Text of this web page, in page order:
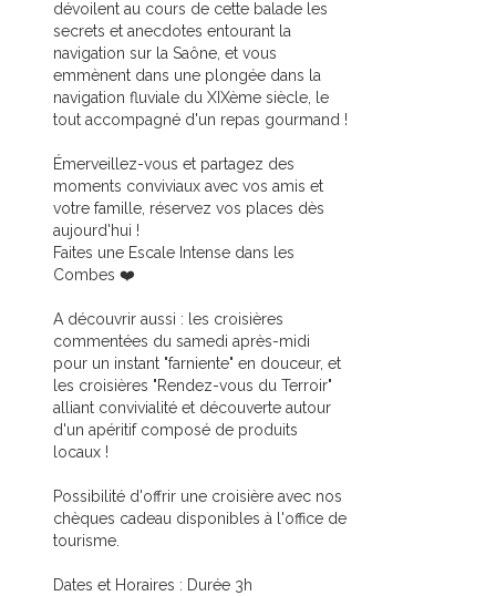
dévoilent au cours de cette balade les
secrets et anecdotes entourant la
navigation sur la Saône, et vous
emmènent dans une plongée dans la
navigation fluviale du XIXème siècle, le
tout accompagné d'un repas gourmand !
Émerveillez-vous et partagez des
moments conviviaux avec vos amis et
votre famille, réservez vos places dès
aujourd'hui !
Faites une Escale Intense dans les
Combes ❤️
A découvrir aussi : les croisières
commentées du samedi après-midi
pour un instant "farniente" en douceur, et
les croisières "Rendez-vous du Terroir"
alliant convivialité et découverte autour
d'un apéritif composé de produits
locaux !
Possibilité d'offrir une croisière avec nos
chèques cadeau disponibles à l'office de
tourisme.
Dates et Horaires : Durée 3h